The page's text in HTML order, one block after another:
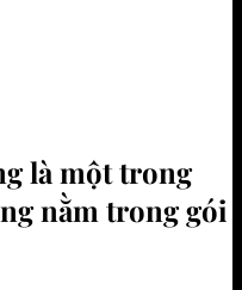
là một trong
nằm trong gói